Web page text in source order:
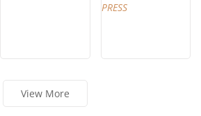
PRESS
View More